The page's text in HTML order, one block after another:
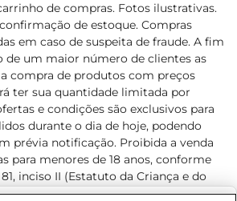
de compras. Fotos ilustrativas.
de estoque. Compras
em caso de suspeita de fraude. A fim
de um maior número de clientes as
compra de produtos com preços
ter sua quantidade limitada por
e condições são exclusivos para
durante o dia de hoje, podendo
prévia notificação. Proibida a venda
para menores de 18 anos, conforme
inciso II (Estatuto da Criança e do
e condições exclusivos para o